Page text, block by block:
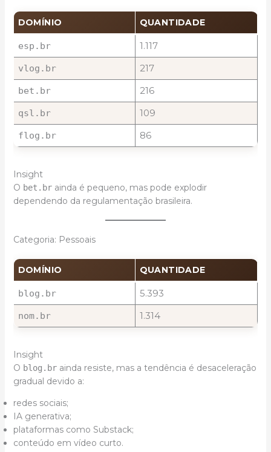
DOMÍNIO QUANTIDADE
esp.br 1.117
vlog.br 217
bet.br 216
qsl.br 109
flog.br 86
Insight
O bet.brainda é pequeno, mas pode explodir
dependendo da regulamentação brasileira.
Categoria: Pessoais
DOMÍNIO QUANTIDADE
blog.br 5.393
nom.br 1.314
Insight
O blog.brainda resiste, mas a tendência é desaceleração
gradual devido a:
redes sociais;
IA generativa;
plataformas como Substack;
conteúdo em vídeo curto.